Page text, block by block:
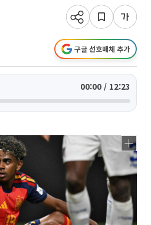
구글 선호매체 추가
00:00 / 12:23